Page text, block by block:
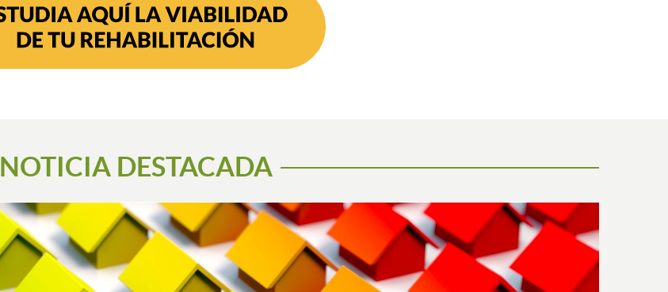
NOTICIA DESTACADA